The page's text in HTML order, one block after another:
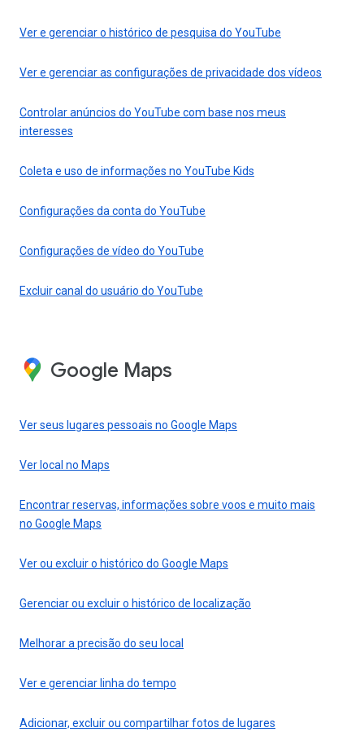
Ver e gerenciar o histórico de pesquisa do YouTube
Ver e gerenciar as configurações de privacidade dos vídeos
Controlar anúncios do YouTube com base nos meus
interesses
Coleta e uso de informações no YouTube Kids
Configurações da conta do YouTube
Configurações de vídeo do YouTube
Excluir canal do usuário do YouTube
Google Maps
Ver seus lugares pessoais no Google Maps
Ver local no Maps
Encontrar reservas, informações sobre voos e muito mais
no Google Maps
Ver ou excluir o histórico do Google Maps
Gerenciar ou excluir o histórico de localização
Melhorar a precisão do seu local
Ver e gerenciar linha do tempo
Adicionar, excluir ou compartilhar fotos de lugares